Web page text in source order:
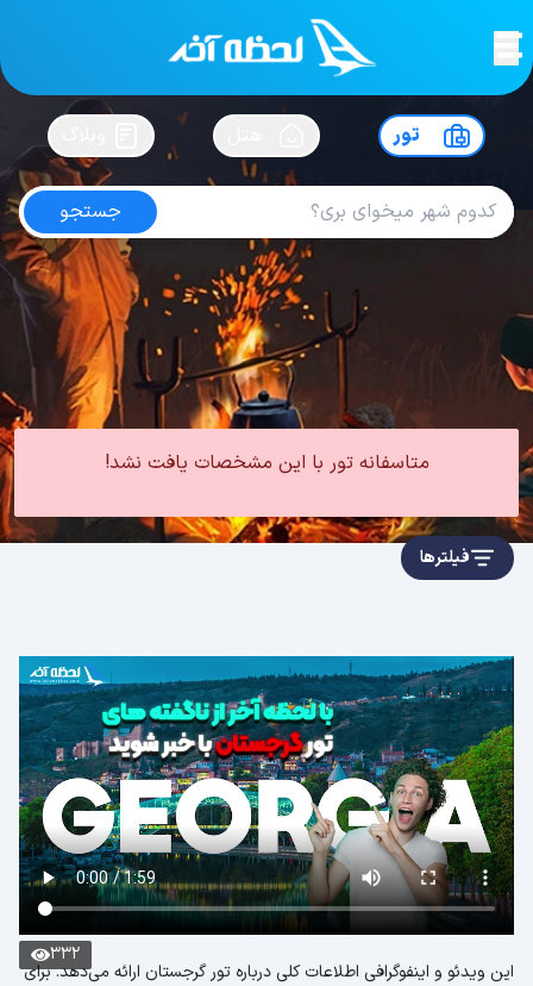
لحظه آخرسفرت رو بساز !
تور
جستجو
تور گرجستان اردیبهشت
4.6 از5| از102 کاربر
تور گرجستان
تور گرجستان بهار
متاسفانه تور با این مشخصات یافت نشد!
فیلترها
332
این ویدئو و اینفوگرافی اطلاعات کلی درباره تور گرجستان ارائه می‌دهد. برای